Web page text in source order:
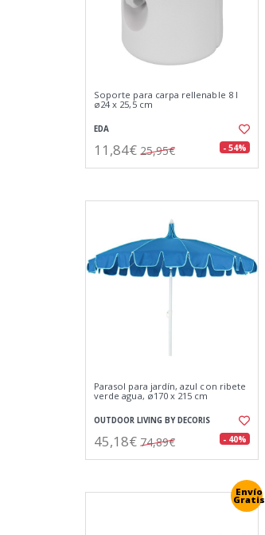
Soporte para carpa rellenable 8 l
ø24 x 25,5 cm
EDA
11,84€ 25,95€ - 54%
Parasol para jardín, azul con ribete
verde agua, ø170 x 215 cm
OUTDOOR LIVING BY DECORIS
45,18€ 74,89€ - 40%
Envío
Gratis